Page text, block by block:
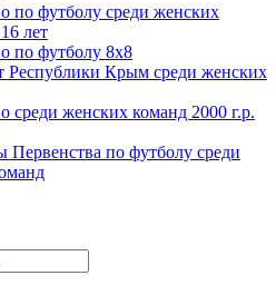
по футболу среди женских
лет
по футболу 8х8
Республики Крым среди женских
среди женских команд 2000 г.р.
Первенства по футболу среди